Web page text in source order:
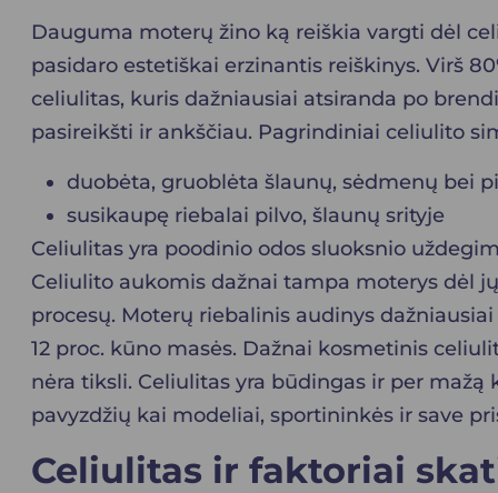
Dauguma moterų žino ką reiškia vargti dėl
pasidaro estetiškai erzinantis reiškinys. Virš
celiulitas, kuris dažniausiai atsiranda po
pasireikšti ir ankščiau. Pagrindiniai celiulito
duobėta, gruoblėta šlaunų, sėdmenų bei
susikaupę riebalai pilvo, šlaunų srityje
Celiulitas yra poodinio odos sluoksnio
Celiulito aukomis dažnai tampa moterys dėl
procesų. Moterų riebalinis audinys
12 proc. kūno masės. Dažnai kosmetinis
nėra tiksli. Celiulitas yra būdingas ir per
pavyzdžių kai modeliai, sportininkės ir save
Celiulitas ir faktoriai